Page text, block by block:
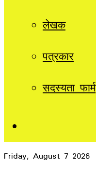
लेखक
पत्रकार
सदस्यता फार्म
Friday, August 7 2026